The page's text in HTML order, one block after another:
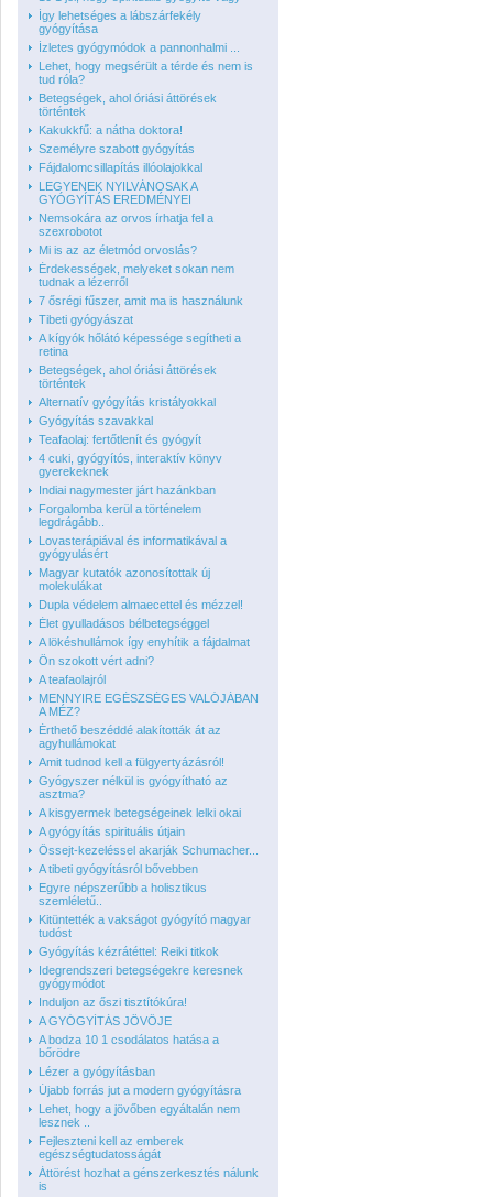
Így lehetséges a lábszárfekély
gyógyítása
Ízletes gyógymódok a pannonhalmi ...
Lehet, hogy megsérült a térde és nem is
tud róla?
Betegségek, ahol óriási áttörések
történtek
Kakukkfű: a nátha doktora!
Személyre szabott gyógyítás
Fájdalomcsillapítás illóolajokkal
LEGYENEK NYILVÁNOSAK A
GYÓGYÍTÁS EREDMÉNYEI
Nemsokára az orvos írhatja fel a
szexrobotot
Mi is az az életmód orvoslás?
Érdekességek, melyeket sokan nem
tudnak a lézerről
7 ősrégi fűszer, amit ma is használunk
Tibeti gyógyászat
A kígyók hőlátó képessége segítheti a
retina
Betegségek, ahol óriási áttörések
történtek
Alternatív gyógyítás kristályokkal
Gyógyítás szavakkal
Teafaolaj: fertőtlenít és gyógyít
4 cuki, gyógyítós, interaktív könyv
gyerekeknek
Indiai nagymester járt hazánkban
Forgalomba kerül a történelem
legdrágább..
Lovasterápiával és informatikával a
gyógyulásért
Magyar kutatók azonosítottak új
molekulákat
Dupla védelem almaecettel és mézzel!
Élet gyulladásos bélbetegséggel
A lökéshullámok így enyhítik a fájdalmat
Ön szokott vért adni?
A teafaolajról
MENNYIRE EGÉSZSÉGES VALÓJÁBAN
A MÉZ?
Érthető beszéddé alakították át az
agyhullámokat
Amit tudnod kell a fülgyertyázásról!
Gyógyszer nélkül is gyógyítható az
asztma?
A kisgyermek betegségeinek lelki okai
A gyógyítás spirituális útjain
Őssejt-kezeléssel akarják Schumacher...
A tibeti gyógyításról bővebben
Egyre népszerűbb a holisztikus
szemléletű..
Kitüntették a vakságot gyógyító magyar
tudóst
Gyógyítás kézrátéttel: Reiki titkok
Idegrendszeri betegségekre keresnek
gyógymódot
Induljon az őszi tisztítókúra!
A GYÓGYÍTÁS JÖVŐJE
A bodza 10 1 csodálatos hatása a
bőrödre
Lézer a gyógyításban
Újabb forrás jut a modern gyógyításra
Lehet, hogy a jövőben egyáltalán nem
lesznek ..
Fejleszteni kell az emberek
egészségtudatosságát
Áttörést hozhat a génszerkesztés nálunk
is